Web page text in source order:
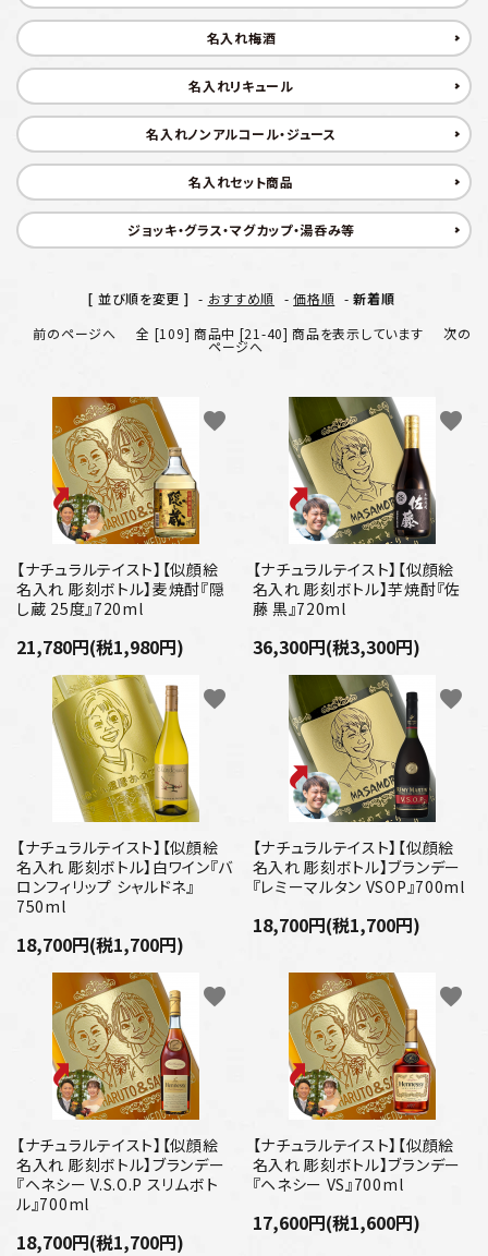
名入れ梅酒
名入れリキュール
名入れノンアルコール・ジュース
名入れセット商品
ジョッキ・グラス・マグカップ・湯呑み等
[ 並び順を変更 ] - おすすめ順 -価格順 -新着順
前のページへ
全 [109] 商品中 [21-40] 商品を表示しています 次の
ページへ
【ナチュラルテイスト】【似顔絵
名入れ 彫刻ボトル】麦焼酎『隠
し蔵 25度』720ml
21,780円(税1,980円)
favorite
【ナチュラルテイスト】【似顔絵
名入れ 彫刻ボトル】芋焼酎『佐
藤 黒』720ml
36,300円(税3,300円)
favorite
【ナチュラルテイスト】【似顔絵
名入れ 彫刻ボトル】白ワイン『バ
ロンフィリップ シャルドネ』
750ml
18,700円(税1,700円)
favorite
【ナチュラルテイスト】【似顔絵
名入れ 彫刻ボトル】ブランデー
『レミーマルタン VSOP』700ml
18,700円(税1,700円)
favorite
【ナチュラルテイスト】【似顔絵
名入れ 彫刻ボトル】ブランデー
『ヘネシー V.S.O.P スリムボト
ル』700ml
18,700円(税1,700円)
favorite
【ナチュラルテイスト】【似顔絵
名入れ 彫刻ボトル】ブランデー
『ヘネシー VS』700ml
17,600円(税1,600円)
favorite